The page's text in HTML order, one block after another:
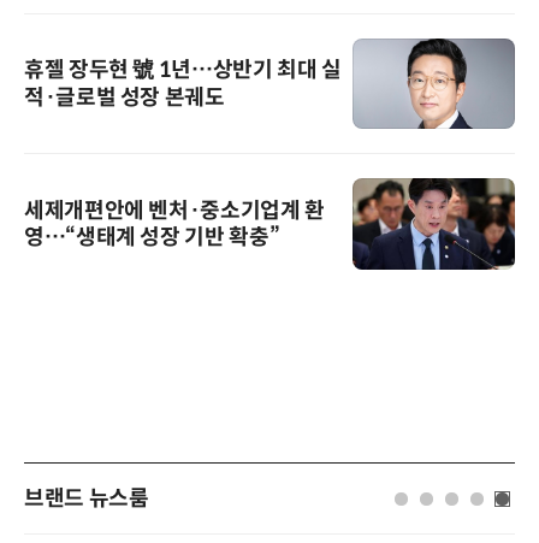
휴젤 장두현 號 1년…상반기 최대 실
적·글로벌 성장 본궤도
세제개편안에 벤처·중소기업계 환
영…“생태계 성장 기반 확충”
브랜드 뉴스룸